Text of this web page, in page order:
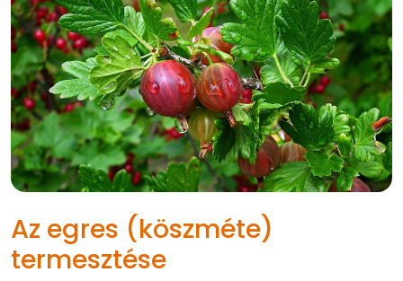
Az egres (köszméte)
termesztése